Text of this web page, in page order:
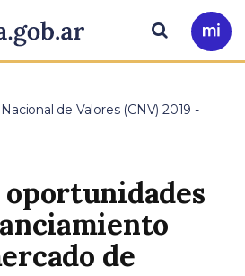
Ir
a
Buscar
de Valores (CNV) 2019 -
de